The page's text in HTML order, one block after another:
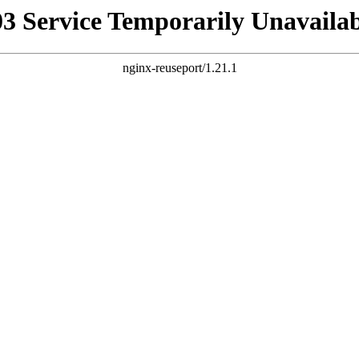
Service Temporarily
nginx-reuseport/1.21.1